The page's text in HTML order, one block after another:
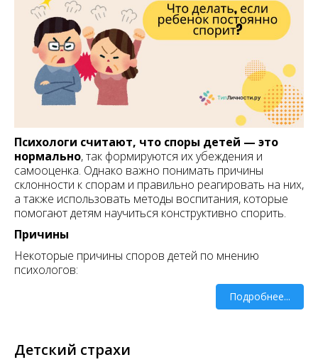
Психологи считают, что споры детей — это
нормально, так формируются их убеждения и
самооценка. Однако важно понимать причины
склонности к спорам и правильно реагировать на них,
а также использовать методы воспитания, которые
помогают детям научиться конструктивно спорить.
Причины
Некоторые причины споров детей по мнению
психологов:
Подробнее...
Детский страхи